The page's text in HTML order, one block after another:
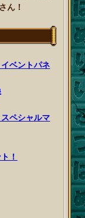
ん！
ベントパネ
ペシャルマ
！